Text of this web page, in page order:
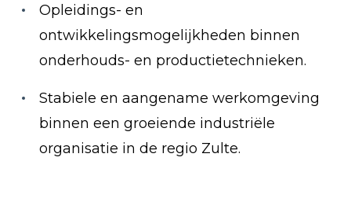
Opleidings- en
ontwikkelingsmogelijkheden binnen
onderhouds- en productietechnieken.
Stabiele en aangename werkomgeving
binnen een groeiende industriële
organisatie in de regio Zulte.